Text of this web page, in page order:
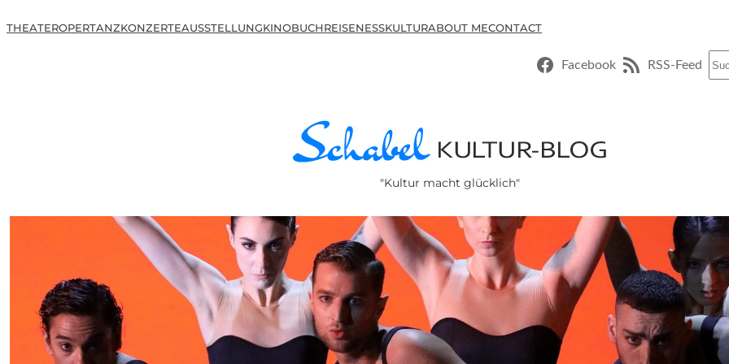
THEATEROPERTANZKONZERTEAUSSTELLUNGKINOBUCHREISENESSKULTURABOUT MECONTACT
Facebook RSS-Feed
"Kultur macht glücklich"